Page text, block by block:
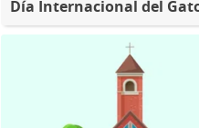
Día Internacional del